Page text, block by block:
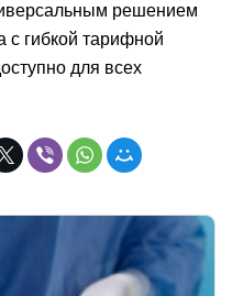
решением
с гибкой тарифной
для всех